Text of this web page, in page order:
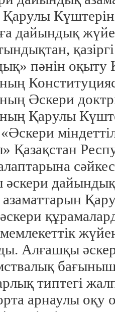
дайындық
пәнін оқыту
Әскери
Қарулы
Қазақстан
Алғашқы
типтегі
арнаулы оқу